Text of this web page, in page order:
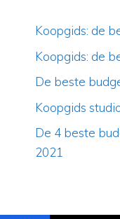
Koopgids: de
Koopgids: de
De beste
Koopgids
De 4 beste
2021